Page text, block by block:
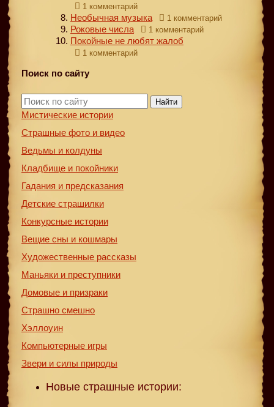
1 комментарий
Необычная музыка 1 комментарий
Роковые числа 1 комментарий
Покойные не любят жалоб
1 комментарий
Поиск по сайту
Найти
Мистические истории
Страшные фото и видео
Ведьмы и колдуны
Кладбище и покойники
Гадания и предсказания
Детские страшилки
Конкурсные истории
Вещие сны и кошмары
Художественные рассказы
Маньяки и преступники
Домовые и призраки
Страшно смешно
Хэллоуин
Компьютерные игры
Звери и силы природы
Новые страшные истории: